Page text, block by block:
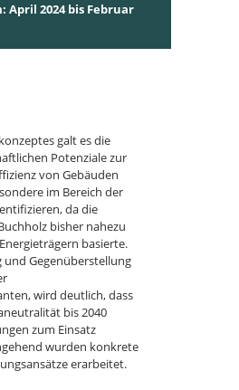
April 2024 bis Februar
galt es die
Potenziale zur
von Gebäuden
im Bereich der
da die
bisher nahezu
basierte.
Gegenüberstellung
wird deutlich, dass
bis 2040
zum Einsatz
wurden konkrete
erarbeitet.